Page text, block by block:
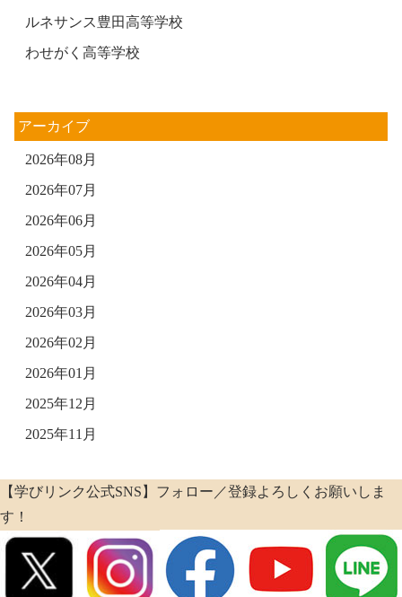
ルネサンス豊田高等学校
わせがく高等学校
アーカイブ
2026年08月
2026年07月
2026年06月
2026年05月
2026年04月
2026年03月
2026年02月
2026年01月
2025年12月
2025年11月
【学びリンク公式SNS】フォロー／登録よろしくお願いしま
す！